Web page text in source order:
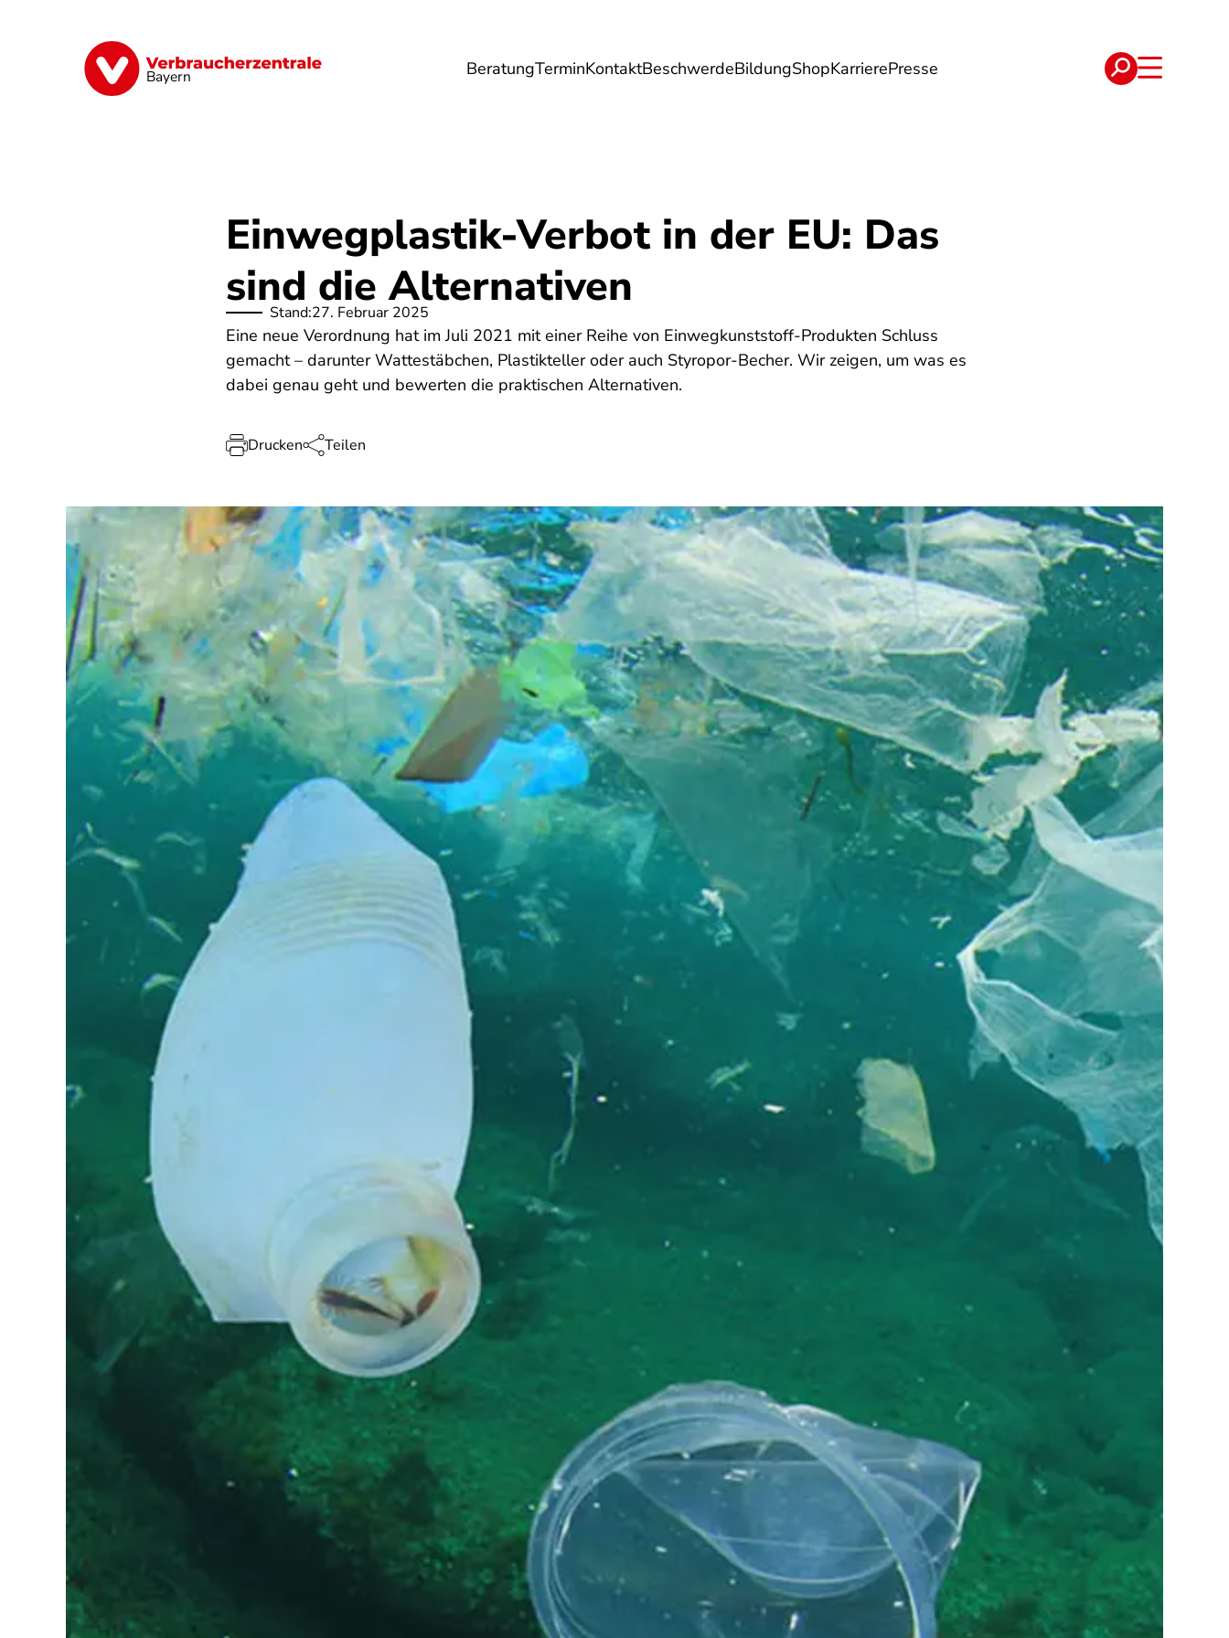
Bayern BeratungTerminKontaktBeschwerdeBildungShopKarrierePresse
Finanzen Digitales Lebensmittel Umwelt Gesundheit Energie Reise Verträge
Einwegplastik-Verbot in der EU: Das
sind die Alternativen
Stand:27. Februar 2025
Eine neue Verordnung hat im Juli 2021 mit einer Reihe von Einwegkunststoff-Produkten Schluss
gemacht – darunter Wattestäbchen, Plastikteller oder auch Styropor-Becher. Wir zeigen, um was es
dabei genau geht und bewerten die praktischen Alternativen.
Drucken Teilen